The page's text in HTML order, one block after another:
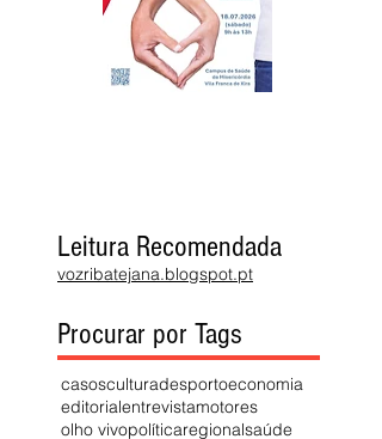
Leitura Recomendada
vozribatejana.blogspot.pt
Procurar por Tags
casosculturadesportoeconomia
editorialentrevistamotores
olho vivopolíticaregionalsaúde